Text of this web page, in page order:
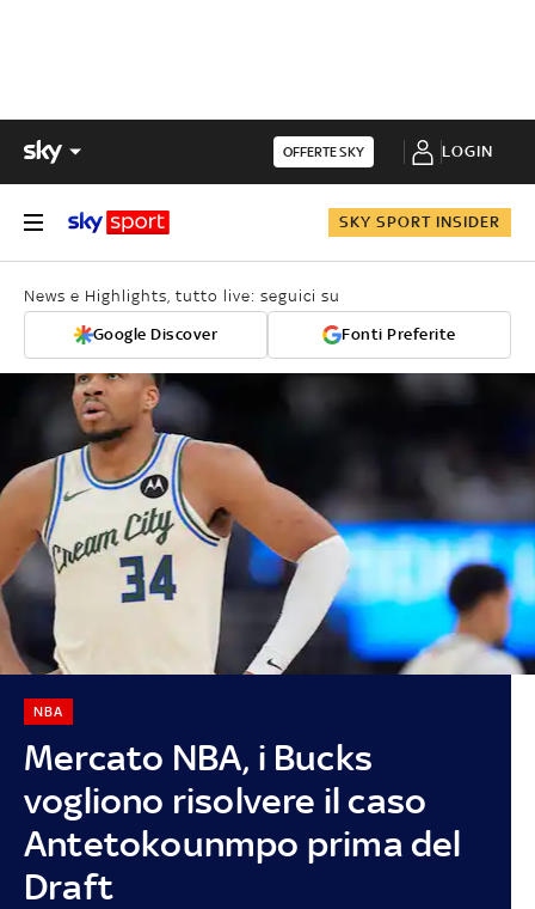
OFFERTE SKY LOGIN
SKY SPORT INSIDER
News e Highlights, tutto live: seguici su
Google Discover Fonti Preferite
Mercato NBA, i Bucks
vogliono risolvere il caso
Antetokounmpo prima del
Draft
NBA